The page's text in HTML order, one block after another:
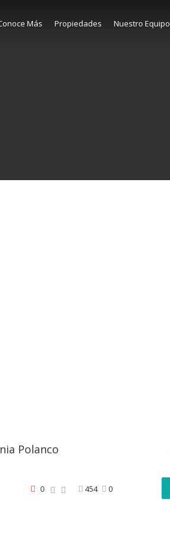
Más Propiedades Nuestro Equipo
Polanco
454 0
0